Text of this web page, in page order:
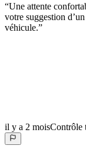
“Une attente
votre suggestion
véhicule.”
il y a 2 moisContrôle